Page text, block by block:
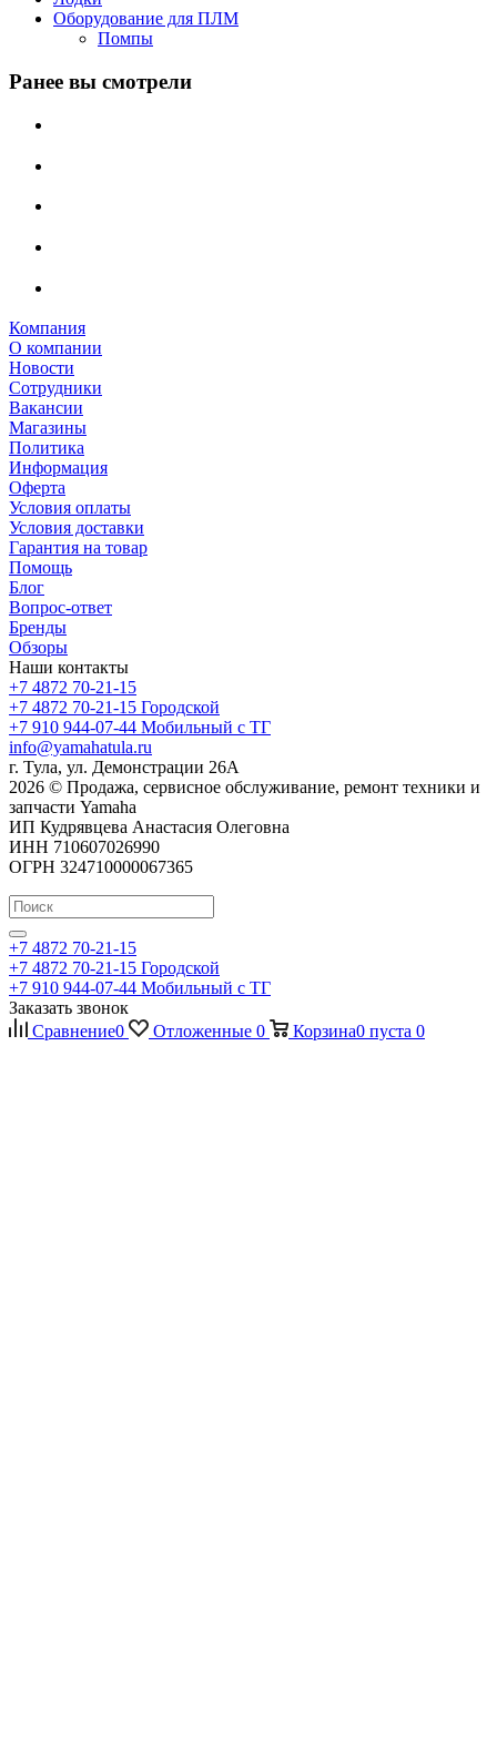
Оборудование для ПЛМ
Помпы
Ранее вы смотрели
Компания
О компании
Новости
Сотрудники
Вакансии
Магазины
Политика
Информация
Оферта
Условия оплаты
Условия доставки
Гарантия на товар
Помощь
Блог
Вопрос-ответ
Бренды
Обзоры
Наши контакты
+7 4872 70-21-15
+7 4872 70-21-15 Городской
+7 910 944-07-44 Мобильный с ТГ
info@yamahatula.ru
г. Тула, ул. Демонстрации 26А
2026 © Продажа, сервисное обслуживание, ремонт техники и
запчасти Yamaha
ИП Кудрявцева Анастасия Олеговна
ИНН 710607026990
ОГРН 324710000067365
+7 4872 70-21-15
+7 4872 70-21-15 Городской
+7 910 944-07-44 Мобильный с ТГ
Заказать звонок
Сравнение0 Отложенные 0 Корзина0 пуста 0